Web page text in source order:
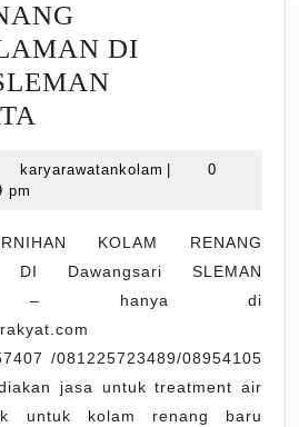
DI
KOLAM
BERPENGALAMAN
Dawangsari
SLEMAN
YOGYAKARTA
karyarawatankolam
0
pm
KOLAM RENANG
DI Dawangsari SLEMAN
– hanya di
/081225723489/08954105
jasa untuk treatment air
untuk kolam renang baru